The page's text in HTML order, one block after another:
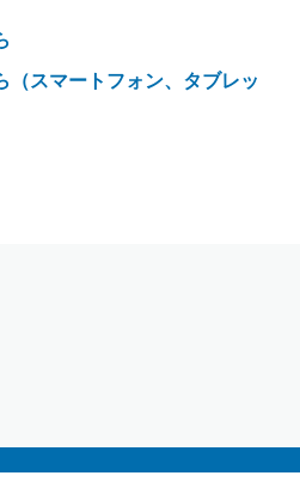
（スマートフォン、タブレッ